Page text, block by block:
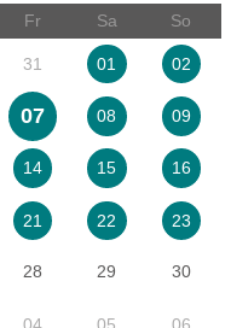
Fr Sa So
31 01 02
07 08 09
14 15 16
21 22 23
28 29 30
04 05 06